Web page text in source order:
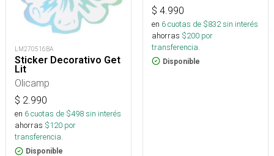
LM270516BA
Sticker Decorativo Get
Lit
Olicamp
$ 2.990
en 6cuotas de $498sin interés
ahorras $120 por
transferencia.
Disponible
$ 4.990
en 6cuotas de $832sin interés
ahorras $200 por
transferencia.
Disponible